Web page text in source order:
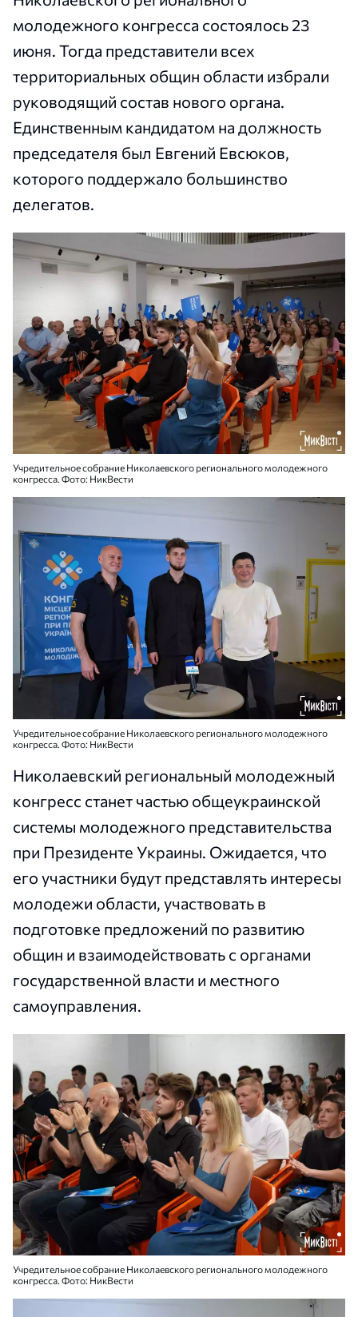
молодежного конгресса состоялось 23
июня. Тогда представители всех
территориальных общин области избрали
руководящий состав нового органа.
Единственным кандидатом на должность
председателя был Евгений Евсюков,
которого поддержало большинство
делегатов.
Учредительное собрание Николаевского регионального молодежного
конгресса. Фото: НикВести
Учредительное собрание Николаевского регионального молодежного
конгресса. Фото: НикВести
Николаевский региональный молодежный
конгресс станет частью общеукраинской
системы молодежного представительства
при Президенте Украины. Ожидается, что
его участники будут представлять интересы
молодежи области, участвовать в
подготовке предложений по развитию
общин и взаимодействовать с органами
государственной власти и местного
самоуправления.
Учредительное собрание Николаевского регионального молодежного
конгресса. Фото: НикВести